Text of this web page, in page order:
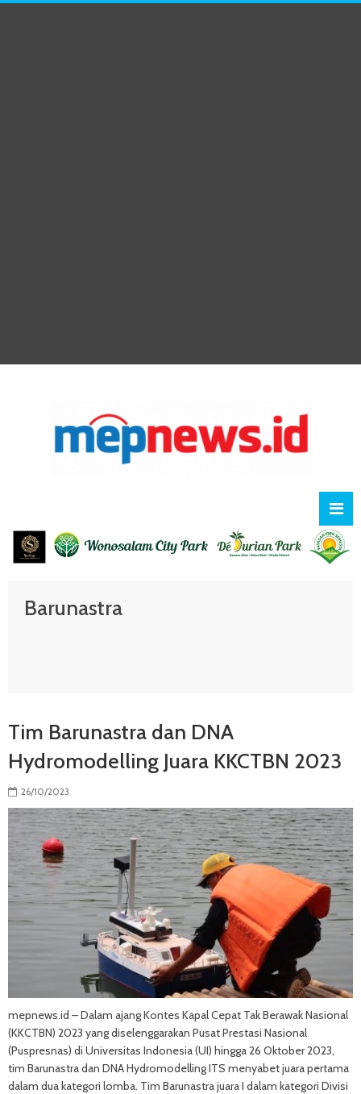
Barunastra
Tim Barunastra dan DNA
Hydromodelling Juara KKCTBN 2023
26/10/2023
mepnews.id – Dalam ajang Kontes Kapal Cepat Tak Berawak Nasional
(KKCTBN) 2023 yang diselenggarakan Pusat Prestasi Nasional
(Puspresnas) di Universitas Indonesia (UI) hingga 26 Oktober 2023,
tim Barunastra dan DNA Hydromodelling ITS menyabet juara pertama
dalam dua kategori lomba. Tim Barunastra juara I dalam kategori Divisi